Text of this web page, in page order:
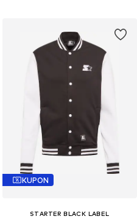
KUPON
STARTER BLACK LABEL